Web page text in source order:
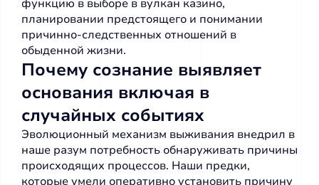
функцию в выборе в вулкан казино,
планировании предстоящего и понимании
причинно-следственных отношений в
обыденной жизни.
Почему сознание выявляет
основания включая в
случайных событиях
Эволюционный механизм выживания внедрил в
наше разум потребность обнаруживать причины
происходящих процессов. Наши предки,
которые умели оперативно установить причину